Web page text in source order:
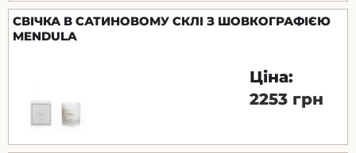
СВІЧКА В САТИНОВОМУ СКЛІ З ШОВКОГРАФІЄЮ
MENDULA
Ціна:
2253 грн